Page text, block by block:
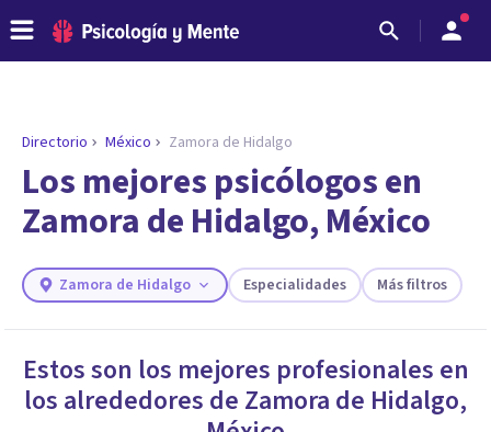
ENCONTRAR MI TERAPEUTA
¿Necesitas ayuda para encontrar el
psicólogo adecuado?
Responde a unas breves preguntas y te ofreceremos
necesidades.
Directorio México Zamora de Hidalgo
Los mejores psicólogos en
Zamora de Hidalgo, México
Zamora de Hidalgo Especialidades Más filtros
Estos son los mejores profesionales en
los alrededores de Zamora de Hidalgo,